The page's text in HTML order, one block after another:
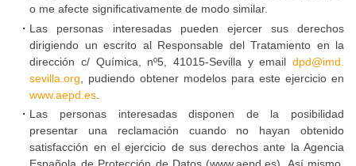
o me afecte significativamente de modo similar.
Las personas interesadas pueden ejercer sus derechos
dirigiendo un escrito al Responsable del Tratamiento en la
dirección c/ Química, nº5, 41015-Sevilla y email dpd@imd.
sevilla.org , pudiendo obtener modelos para este ejercicio en
www.aepd.es
Las personas interesadas disponen de la posibilidad
presentar una reclamación cuando no hayan obtenido
satisfacción en el ejercicio de sus derechos ante la Agencia